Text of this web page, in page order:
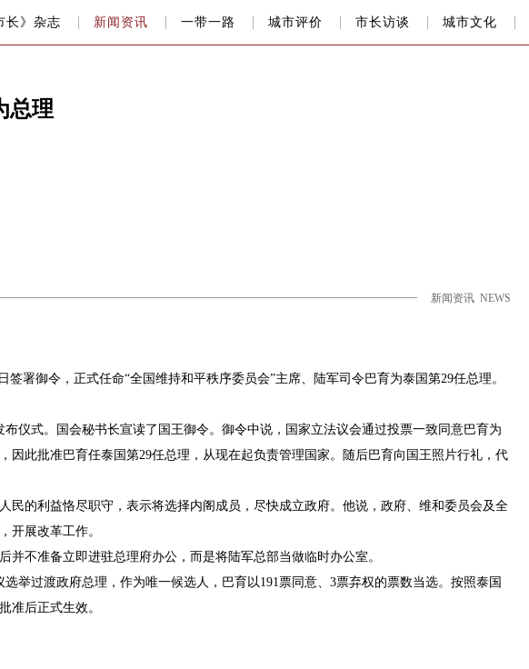
长》杂志 新闻资讯 一带一路 城市评价 市长访谈 城市文化
总理
新闻资讯 NEWS
签署御令，正式任命“全国维持和平秩序委员会”主席、陆军司令巴育为泰国第29任总理。
仪式。国会秘书长宣读了国王御令。御令中说，国家立法议会通过投票一致同意巴育为
因此批准巴育任泰国第29任总理，从现在起负责管理国家。随后巴育向国王照片行礼，代
的利益恪尽职守，表示将选择内阁成员，尽快成立政府。他说，政府、维和委员会及全
开展改革工作。
不准备立即进驻总理府办公，而是将陆军总部当做临时办公室。
举过渡政府总理，作为唯一候选人，巴育以191票同意、3票弃权的票数当选。按照泰国
准后正式生效。